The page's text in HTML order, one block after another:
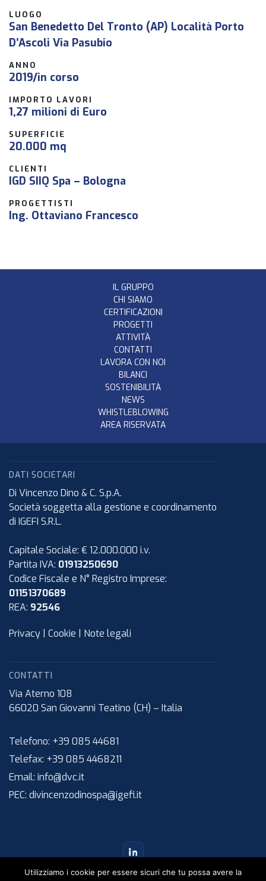
LUOGO
San Benedetto Del Tronto (AP) Località Porto
D’Ascoli Via Pasubio
ANNO
2019/in corso
IMPORTO LAVORI
1,27 milioni di Euro
SUPERFICIE
20.000 mq
CLIENTI
IGD SIIQ Spa – Bologna
PROGETTISTI
Ing. Ottaviano Francesco
IL GRUPPO
CHI SIAMO
CERTIFICAZIONI
PROGETTI
ATTIVITÀ
CONTATTI
LAVORA CON NOI
BILANCI
SOSTENIBILITÀ
NEWS
WHISTLEBLOWING
AREA RISERVATA
DATI SOCIETARI
Di Vincenzo Dino & C. S.p.A.
Società soggetta alla gestione e coordinamento
di IGEFI S.R.L.
Capitale Sociale: € 12.000.000 i.v.
Partita IVA: 01913250690
Codice Fiscale e N° Registro Imprese:
01151370689
REA: 92546
Privacy Cookie Note legali
CONTATTI
Via Aterno 108
66020 San Giovanni Teatino (CH) – Italia
Telefono: +39 085 44681
Telefax: +39 085 4468211
Email: info@dvc.it
PEC: divincenzodinospa@igefi.it
Utilizziamo i cookie per essere sicuri che tu possa avere la